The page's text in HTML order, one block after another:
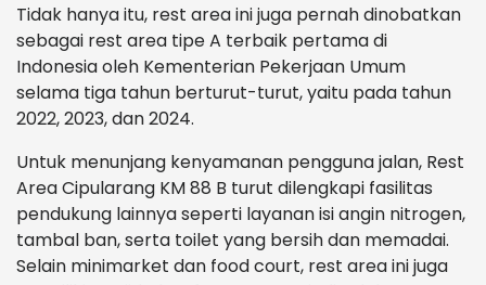
Tidak hanya itu, rest area ini juga pernah dinobatkan
sebagai rest area tipe A terbaik pertama di
Indonesia oleh Kementerian Pekerjaan Umum
selama tiga tahun berturut-turut, yaitu pada tahun
2022, 2023, dan 2024.
Untuk menunjang kenyamanan pengguna jalan, Rest
Area Cipularang KM 88 B turut dilengkapi fasilitas
pendukung lainnya seperti layanan isi angin nitrogen,
tambal ban, serta toilet yang bersih dan memadai.
Selain minimarket dan food court, rest area ini juga